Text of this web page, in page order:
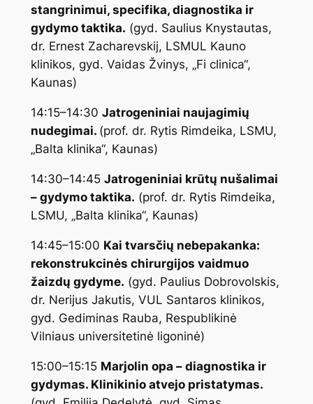
stangrinimui, specifika, diagnostika ir
gydymo taktika. (gyd. Saulius Knystautas,
dr. Ernest Zacharevskij, LSMUL Kauno
klinikos, gyd. Vaidas Žvinys, „Fi clinica“,
Kaunas)
14:15–14:30 Jatrogeniniai naujagimių
nudegimai. (prof. dr. Rytis Rimdeika, LSMU,
„Balta klinika“, Kaunas)
14:30–14:45 Jatrogeniniai krūtų nušalimai
– gydymo taktika. (prof. dr. Rytis Rimdeika,
LSMU, „Balta klinika“, Kaunas)
14:45–15:00 Kai tvarsčių nebepakanka:
rekonstrukcinės chirurgijos vaidmuo
žaizdų gydyme. (gyd. Paulius Dobrovolskis,
dr. Nerijus Jakutis, VUL Santaros klinikos,
gyd. Gediminas Rauba, Respublikinė
Vilniaus universitetinė ligoninė)
15:00–15:15 Marjolin opa – diagnostika ir
gydymas. Klinikinio atvejo pristatymas.